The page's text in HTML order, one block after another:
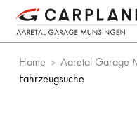
Home Aaretal Garage
Fahrzeugsuche